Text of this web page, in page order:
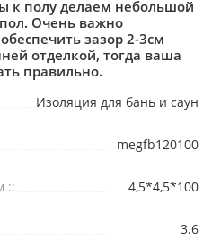
к полу делаем небольшой
Очень важно
зазор 2-3см
отделкой, тогда ваша
правильно.
Изоляция для бань и саун
megfb120100
:: 4,5*4,5*100
3.6